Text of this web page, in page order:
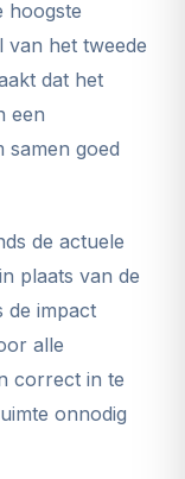
hoogste
van het tweede
dat het
een
samen goed
de actuele
plaats van de
de impact
alle
correct in te
onnodig